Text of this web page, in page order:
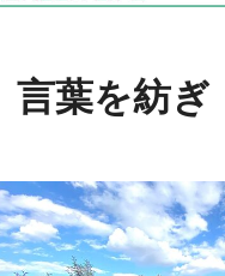
言葉を紡ぎ